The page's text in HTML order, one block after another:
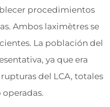
procedimientos
Ambos laximètres se
La población del
ya que era
del LCA, totales
operadas.